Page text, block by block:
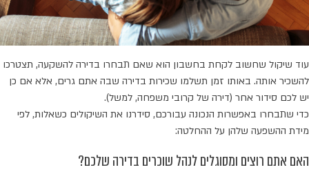
עוד שיקול שחשוב לקחת בחשבון הוא שאם תבחרו בדירה להשקעה, תצטרכו
להשכיר אותה. באותו זמן תשלמו שכירות בדירה שבה אתם גרים, אלא אם כן
יש לכם סידור אחר (דירה של קרובי משפחה, למשל).
כדי שתבחרו באפשרות הנכונה עבורכם, סידרנו את השיקולים כשאלות, לפי
מידת ההשפעה שלהן על ההחלטה:
האם אתם רוצים ומסוגלים לנהל שוכרים בדירה שלכם?